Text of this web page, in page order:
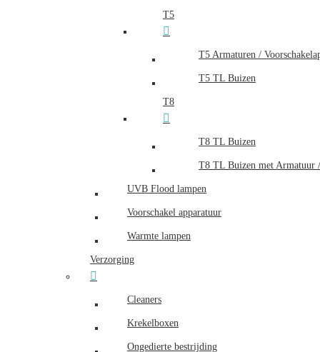
T5
T5 Armaturen /
T5 TL Buizen
T8
T8 TL Buizen
T8 TL Buizen met Armatuur
UVB Flood lampen
Voorschakel apparatuur
Warmte lampen
Verzorging
Cleaners
Krekelboxen
Ongedierte bestrijding